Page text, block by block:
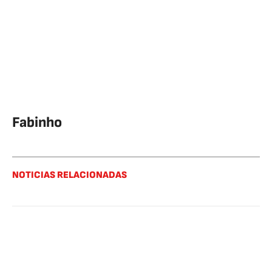
Fabinho
NOTICIAS RELACIONADAS